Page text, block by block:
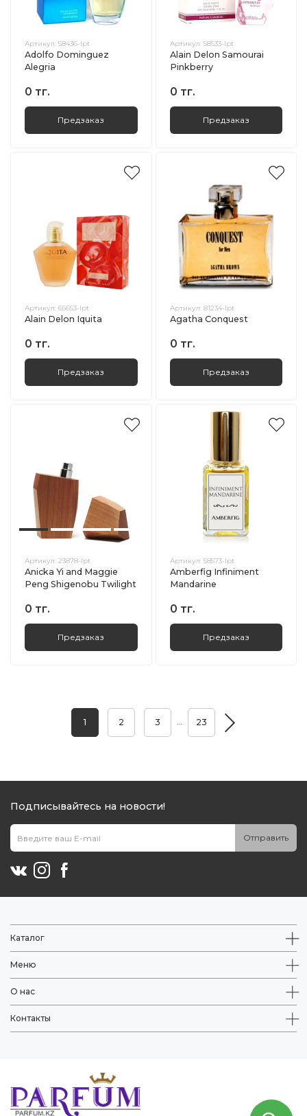
Артикул: 58436-lpt
Adolfo Dominguez
Alegria
0 тг.
Предзаказ
Артикул: 58533-lpt
Alain Delon Samourai
Pinkberry
0 тг.
Предзаказ
Артикул: 65653-lpt
Alain Delon Iquita
0 тг.
Предзаказ
Артикул: 81234-lpt
Agatha Conquest
0 тг.
Предзаказ
Артикул: 23878-lpt
Anicka Yi and Maggie
Peng Shigenobu Twilight
0 тг.
Предзаказ
Артикул: 58573-lpt
Amberfig Infiniment
Mandarine
0 тг.
Предзаказ
1 2 3 … 23
Подписывайтесь на новости!
Отправить
Каталог
Меню
О нас
Контакты